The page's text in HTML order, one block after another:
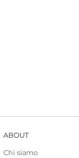
ABOUT
Chi siamo